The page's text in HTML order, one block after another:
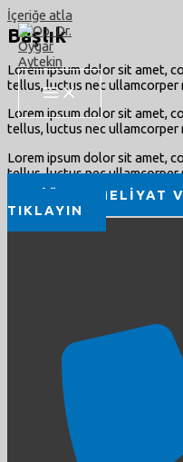
İçeriğe atla
Başlık
Lorem ipsum dolor sit amet,
tellus, luctus nec ullamcorper
Lorem ipsum dolor sit amet,
tellus, luctus nec ullamcorper
Lorem ipsum dolor sit amet,
tellus, luctus nec ullamcorper
DİĞER AMELİYAT
TIKLAYIN